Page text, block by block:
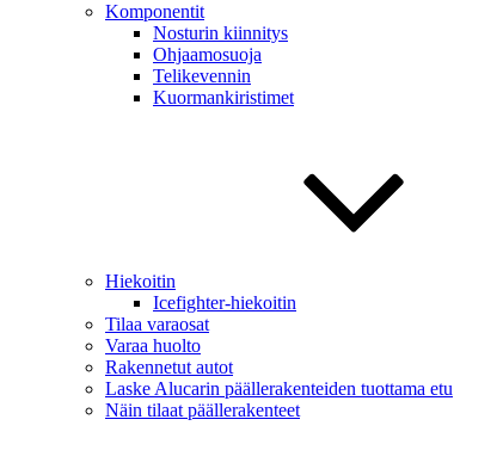
Komponentit
Nosturin kiinnitys
Ohjaamosuoja
Telikevennin
Kuormankiristimet
Hiekoitin
Icefighter-hiekoitin
Tilaa varaosat
Varaa huolto
Rakennetut autot
Laske Alucarin päällerakenteiden tuottama etu
Näin tilaat päällerakenteet